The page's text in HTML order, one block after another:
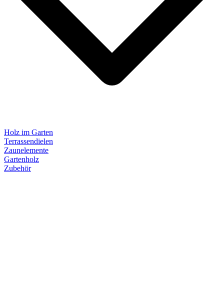
Holz im Garten
Terrassendielen
Zaunelemente
Gartenholz
Zubehör